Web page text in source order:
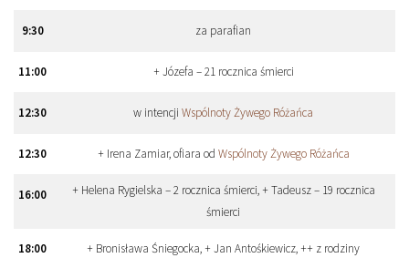
9:30 za parafian
11:00 + Józefa – 21 rocznica śmierci
12:30 w intencji Wspólnoty Żywego Różańca
12:30 + Irena Zamiar, ofiara od Wspólnoty Żywego Różańca
16:00
+ Helena Rygielska – 2 rocznica śmierci, + Tadeusz – 19 rocznica
śmierci
18:00 + Bronisława Śniegocka, + Jan Antośkiewicz, ++ z rodziny